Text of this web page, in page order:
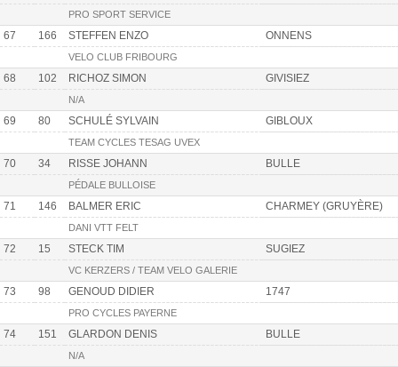
PRO SPORT SERVICE
67 166 STEFFEN ENZO ONNENS
VELO CLUB FRIBOURG
68 102 RICHOZ SIMON GIVISIEZ
N/A
69 80 SCHULÉ SYLVAIN GIBLOUX
TEAM CYCLES TESAG UVEX
70 34 RISSE JOHANN BULLE
PÉDALE BULLOISE
71 146 BALMER ERIC CHARMEY (GRUYÈRE)
DANI VTT FELT
72 15 STECK TIM SUGIEZ
VC KERZERS / TEAM VELO GALERIE
73 98 GENOUD DIDIER 1747
PRO CYCLES PAYERNE
74 151 GLARDON DENIS BULLE
N/A